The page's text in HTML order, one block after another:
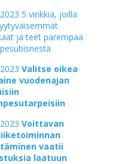
5 vinkkiä, joilla
ja teet parempaa
Valitse oikea
vuodenajan
Voittavan
vaatii
laatuun